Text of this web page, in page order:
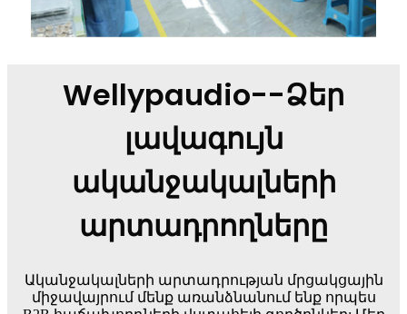
Wellypaudio--Ձեր
լավագույն
ականջակալների
արտադրողները
Ականջակալների արտադրության մրցակցային
միջավայրում մենք առանձնանում ենք որպես